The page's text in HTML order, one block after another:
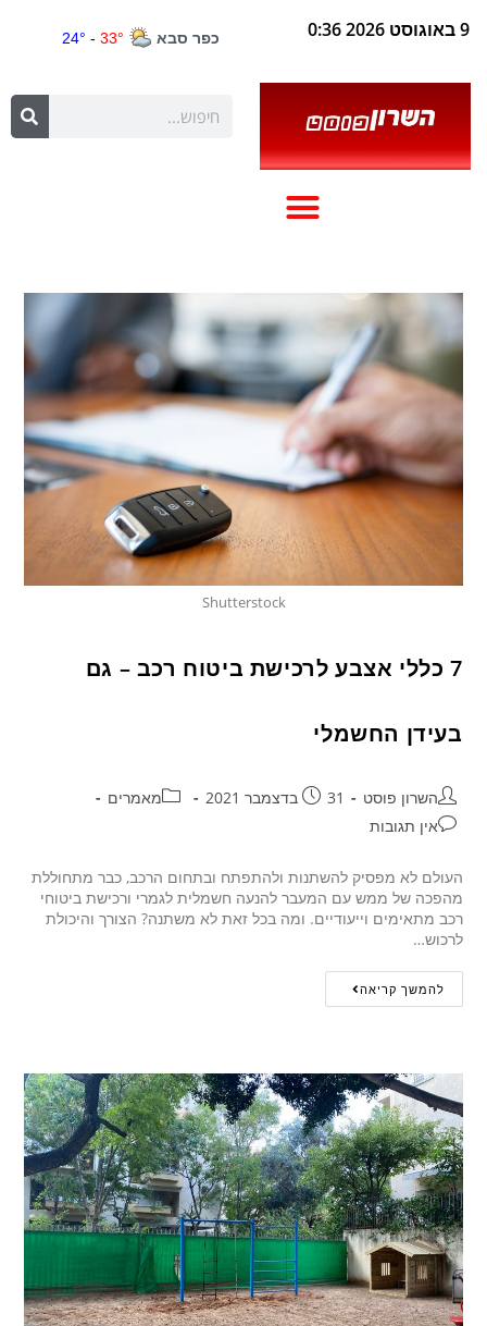
9 באוגוסט 2026 0:36
Shutterstock
7 כללי אצבע לרכישת ביטוח רכב – גם
בעידן החשמלי
השרון פוסט 31 בדצמבר 2021
מאמרים
אין תגובות
העולם לא מפסיק להשתנות ולהתפתח ובתחום הרכב, כבר מתחוללת
מהפכה של ממש עם המעבר להנעה חשמלית לגמרי ורכישת ביטוחי
רכב מתאימים וייעודיים. ומה בכל זאת לא משתנה? הצורך והיכולת
לרכוש…
להמשך קריאה